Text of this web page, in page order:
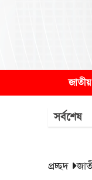
জাতীয়
সর্বশেষ
প্রচ্ছদ